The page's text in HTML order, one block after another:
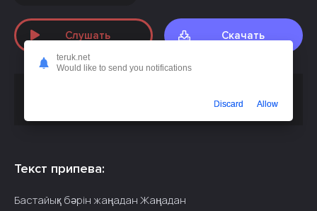
Слушать Скачать
Текст припева:
Бастайық бәрін жаңадан Жаңадан
teruk.net
Would like to send you notifications
Discard Allow